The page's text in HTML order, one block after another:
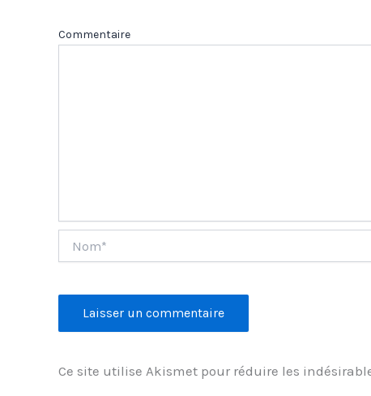
Ce site utilise Akismet pour réduire les